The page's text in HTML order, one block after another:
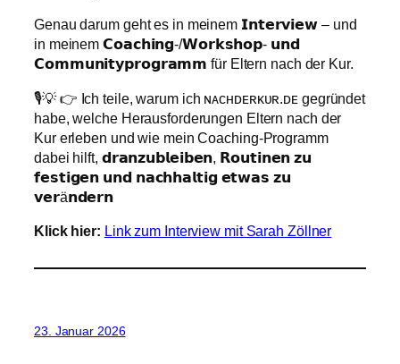
Genau darum geht es in meinem 𝗜𝗻𝘁𝗲𝗿𝘃𝗶𝗲𝘄 – und
in meinem 𝗖𝗼𝗮𝗰𝗵𝗶𝗻𝗴-/𝗪𝗼𝗿𝗸𝘀𝗵𝗼𝗽- 𝘂𝗻𝗱
𝗖𝗼𝗺𝗺𝘂𝗻𝗶𝘁𝘆𝗽𝗿𝗼𝗴𝗿𝗮𝗺𝗺 für Eltern nach der Kur.
🎙️💡 👉 Ich teile, warum ich ɴᴀᴄʜᴅᴇʀᴋᴜʀ.ᴅᴇ gegründet
habe, welche Herausforderungen Eltern nach der
Kur erleben und wie mein Coaching-Programm
dabei hilft, 𝗱𝗿𝗮𝗻𝘇𝘂𝗯𝗹𝗲𝗶𝗯𝗲𝗻, 𝗥𝗼𝘂𝘁𝗶𝗻𝗲𝗻 𝘇𝘂
𝗳𝗲𝘀𝘁𝗶𝗴𝗲𝗻 𝘂𝗻𝗱 𝗻𝗮𝗰𝗵𝗵𝗮𝗹𝘁𝗶𝗴 𝗲𝘁𝘄𝗮𝘀 𝘇𝘂
𝘃𝗲𝗿ä𝗻𝗱𝗲𝗿𝗻
Klick hier: Link zum Interview mit Sarah Zöllner
23. Januar 2026